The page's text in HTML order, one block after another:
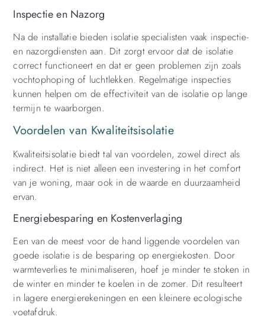
Inspectie en Nazorg
Na de installatie bieden isolatie specialisten vaak inspectie-
en nazorgdiensten aan. Dit zorgt ervoor dat de isolatie
correct functioneert en dat er geen problemen zijn zoals
vochtophoping of luchtlekken. Regelmatige inspecties
kunnen helpen om de effectiviteit van de isolatie op lange
termijn te waarborgen.
Voordelen van Kwaliteitsisolatie
Kwaliteitsisolatie biedt tal van voordelen, zowel direct als
indirect. Het is niet alleen een investering in het comfort
van je woning, maar ook in de waarde en duurzaamheid
ervan.
Energiebesparing en Kostenverlaging
Een van de meest voor de hand liggende voordelen van
goede isolatie is de besparing op energiekosten. Door
warmteverlies te minimaliseren, hoef je minder te stoken in
de winter en minder te koelen in de zomer. Dit resulteert
in lagere energierekeningen en een kleinere ecologische
voetafdruk.